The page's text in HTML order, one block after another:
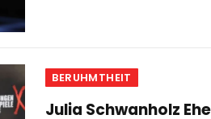
BERUHMTHEIT
Julia Schwanholz